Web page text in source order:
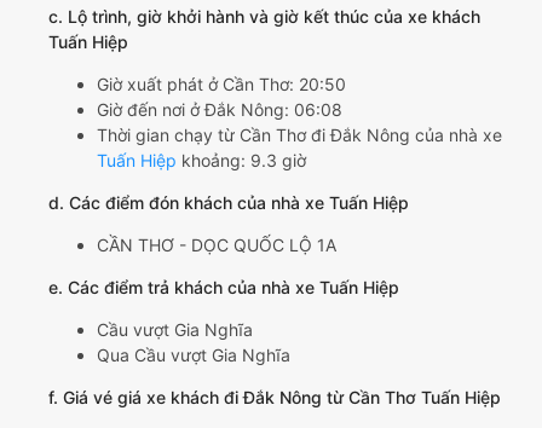
c. Lộ trình, giờ khởi hành và giờ kết thúc của xe khách
Tuấn Hiệp
Giờ xuất phát ở Cần Thơ: 20:50
Giờ đến nơi ở Đắk Nông: 06:08
Thời gian chạy từ Cần Thơ đi Đắk Nông của nhà xe
Tuấn Hiệp khoảng: 9.3 giờ
d. Các điểm đón khách của nhà xe Tuấn Hiệp
CẦN THƠ - DỌC QUỐC LỘ 1A
e. Các điểm trả khách của nhà xe Tuấn Hiệp
Cầu vượt Gia Nghĩa
Qua Cầu vượt Gia Nghĩa
f. Giá vé giá xe khách đi Đắk Nông từ Cần Thơ Tuấn Hiệp